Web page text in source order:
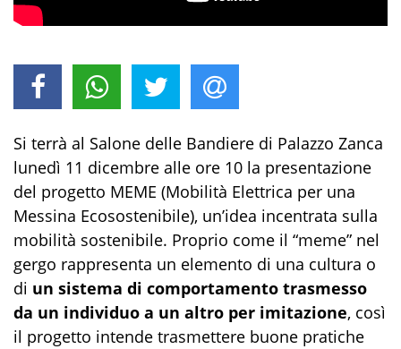
Si terrà al Salone delle Bandiere di Palazzo Zanca
lunedì 11 dicembre alle ore 10 la presentazione
del progetto MEME (Mobilità Elettrica per una
Messina Ecosostenibile), un’idea incentrata sulla
mobilità sostenibile. Proprio come il “meme” nel
gergo rappresenta un elemento di una cultura o
di un sistema di comportamento trasmesso
da un individuo a un altro per imitazione, così
il progetto intende trasmettere buone pratiche